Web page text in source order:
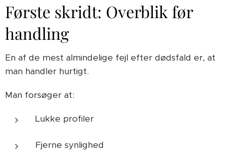
Første skridt: Overblik før
handling
En af de mest almindelige fejl efter dødsfald er, at
man handler hurtigt.
Man forsøger at:
Lukke profiler
Fjerne synlighed